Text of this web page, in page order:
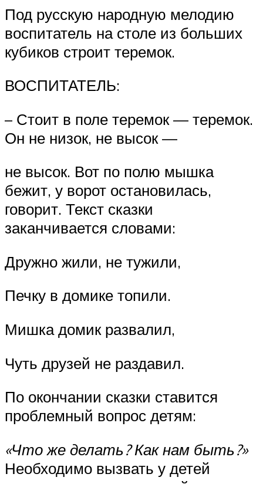
Под русскую народную мелодию
воспитатель на столе из больших
кубиков строит теремок.
ВОСПИТАТЕЛЬ:
– Стоит в поле теремок — теремок.
Он не низок, не высок —
не высок. Вот по полю мышка
бежит, у ворот остановилась,
говорит. Текст сказки
заканчивается словами:
Дружно жили, не тужили,
Печку в домике топили.
Мишка домик развалил,
Чуть друзей не раздавил.
По окончании сказки ставится
проблемный вопрос детям:
«Что же делать? Как нам быть?»
Необходимо вызвать у детей